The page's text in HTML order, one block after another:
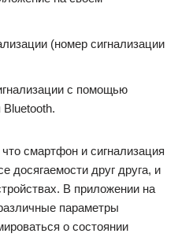
(номер сигнализации
с помощью
Bluetooth.
смартфон и сигнализация
досягаемости друг друга, и
В приложении на
параметры
о состоянии